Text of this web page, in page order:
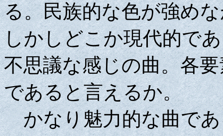
る。民族的な色が強め
しかしどこか現代的で
不思議な感じの曲。各
であると言えるか。
かなり魅力的な曲であ